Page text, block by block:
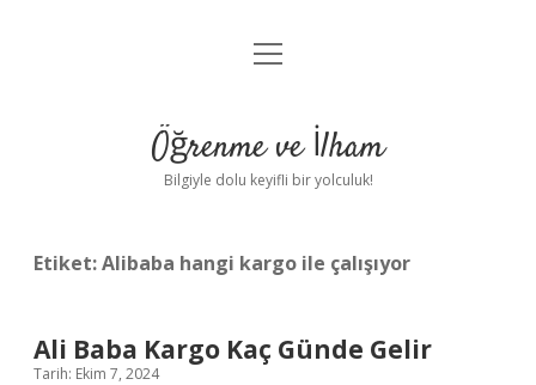
Anasayfa
Yasal Uyarı
menüyü
Öğrenme ve İlham
Bilgiyle dolu keyifli bir yolculuk!
Etiket:Alibaba hangi kargo ile çalışıyor
Ali Baba Kargo Kaç Günde Gelir
Tarih: Ekim 7, 2024